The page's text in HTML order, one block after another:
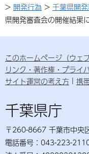
> 開発行為 > 千葉県開
県開発審査会の開催結果
このホームページ（ウェ
リンク・著作権・プライ
サイト運営の考え方
携
千葉県庁
〒260-8667 千葉市中央
電話番号：043-223-